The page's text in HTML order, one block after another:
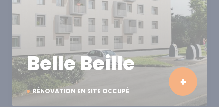
RÉNOVATION EN SITE OCCUPÉ
Belle Beille